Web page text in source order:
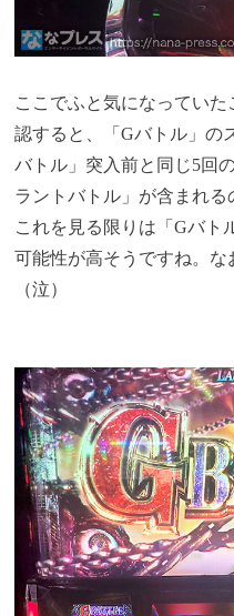
ここでふと気になってい
認すると、「Gバトル」の
バトル」突入前と同じ5回
ラントバトル」が含まれる
これを見る限りは「Gバト
可能性が高そうですね。
（泣）